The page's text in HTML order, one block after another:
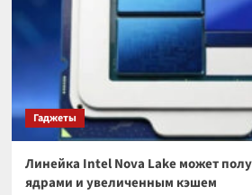
Гаджеты
Линейка Intel Nova Lake может
ядрами и увеличенным кэшем